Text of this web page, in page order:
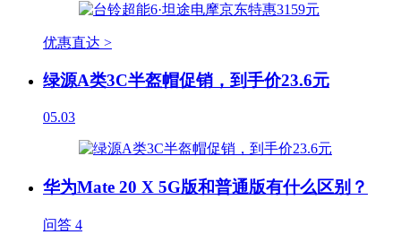
优惠直达 >
绿源A类3C半盔帽促销，到手价23.6元
05.03
华为Mate 20 X 5G版和普通版有什么区别？
问答 4